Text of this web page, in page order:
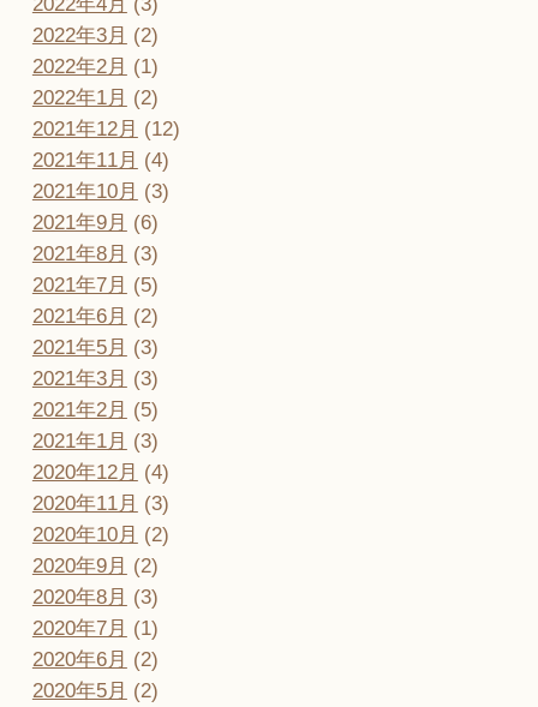
2022年3月 (2)
2022年2月 (1)
2022年1月 (2)
2021年12月 (12)
2021年11月 (4)
2021年10月 (3)
2021年9月 (6)
2021年8月 (3)
2021年7月 (5)
2021年6月 (2)
2021年5月 (3)
2021年3月 (3)
2021年2月 (5)
2021年1月 (3)
2020年12月 (4)
2020年11月 (3)
2020年10月 (2)
2020年9月 (2)
2020年8月 (3)
2020年7月 (1)
2020年6月 (2)
2020年5月 (2)